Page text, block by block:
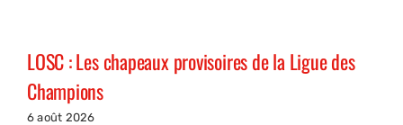
LOSC : Les chapeaux provisoires de la Ligue des
Champions
6 août 2026